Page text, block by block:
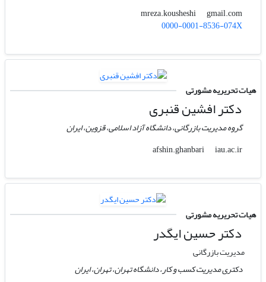
mreza.kousheshi
gmail.com
0000-0001-8536-074X
هیات تحریریه مشورتی
دکتر افشین قنبری
گروه مدیریت بازرگانی، دانشگاه آزاد اسلامی، قزوین، ایران
afshin.ghanbari
iau.ac.ir
هیات تحریریه مشورتی
دکتر حسین ایگدر
مدیریت بازرگانی
دکتری مدیریت کسب و کار، دانشگاه تهران، تهران، ایران